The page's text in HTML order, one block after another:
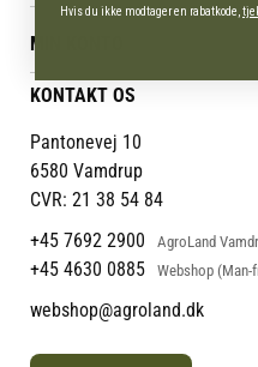
Levering & afhentning
Følg din bestilling
Persondatapolitik
Cookies
Vores butikker
Job
Mærker
Om os
Om Vestjyllands Andel
Blog
Ofte stillede spørgsmål
MIN KONTO
Administrer min konto
KONTAKT OS
Pantonevej 10
6580 Vamdrup
CVR: 21 38 54 84
+45 7692 2900
AgroLand
+45 4630 0885 Webshop (Man-
webshop@agroland.dk
Hvis du ikke modtager en rabatkode,